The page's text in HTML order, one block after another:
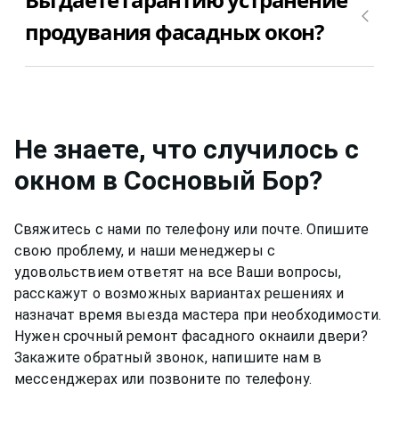
объема необходимых работ. Позвоните
+7(812)9563854 и уточните сколько будет стоить
продувания фасадных окон?
Не знаете, что случилось с
окном в Сосновый Бор?
Свяжитесь с нами по телефону или почте. Опишите
свою проблему, и наши менеджеры с
удовольствием ответят на все Ваши вопросы,
расскажут о возможных вариантах решениях и
назначат время выезда мастера при необходимости.
Нужен срочный ремонтфасадного окнаили двери?
Закажите обратный звонок, напишите нам в
мессенджерах или позвоните по телефону.